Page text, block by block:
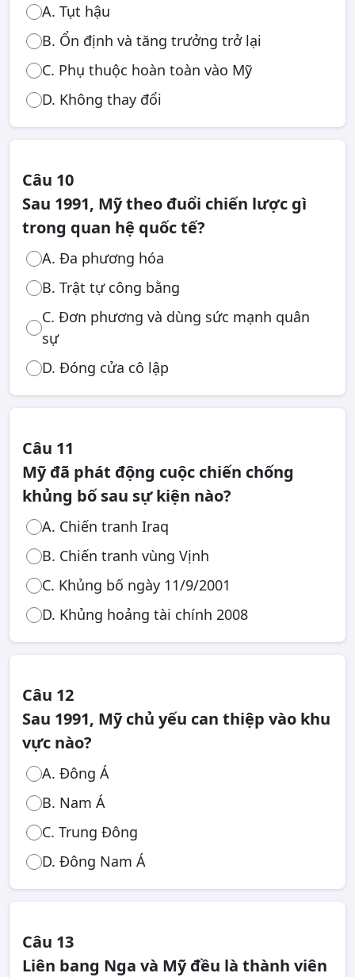
A. Tụt hậu
B. Ổn định và tăng trưởng trở lại
C. Phụ thuộc hoàn toàn vào Mỹ
D. Không thay đổi
Câu 10
Sau 1991, Mỹ theo đuổi chiến lược gì
trong quan hệ quốc tế?
A. Đa phương hóa
B. Trật tự công bằng
C. Đơn phương và dùng sức mạnh quân
sự
D. Đóng cửa cô lập
Câu 11
Mỹ đã phát động cuộc chiến chống
khủng bố sau sự kiện nào?
A. Chiến tranh Iraq
B. Chiến tranh vùng Vịnh
C. Khủng bố ngày 11/9/2001
D. Khủng hoảng tài chính 2008
Câu 12
Sau 1991, Mỹ chủ yếu can thiệp vào khu
vực nào?
A. Đông Á
B. Nam Á
C. Trung Đông
D. Đông Nam Á
Câu 13
Liên bang Nga và Mỹ đều là thành viên